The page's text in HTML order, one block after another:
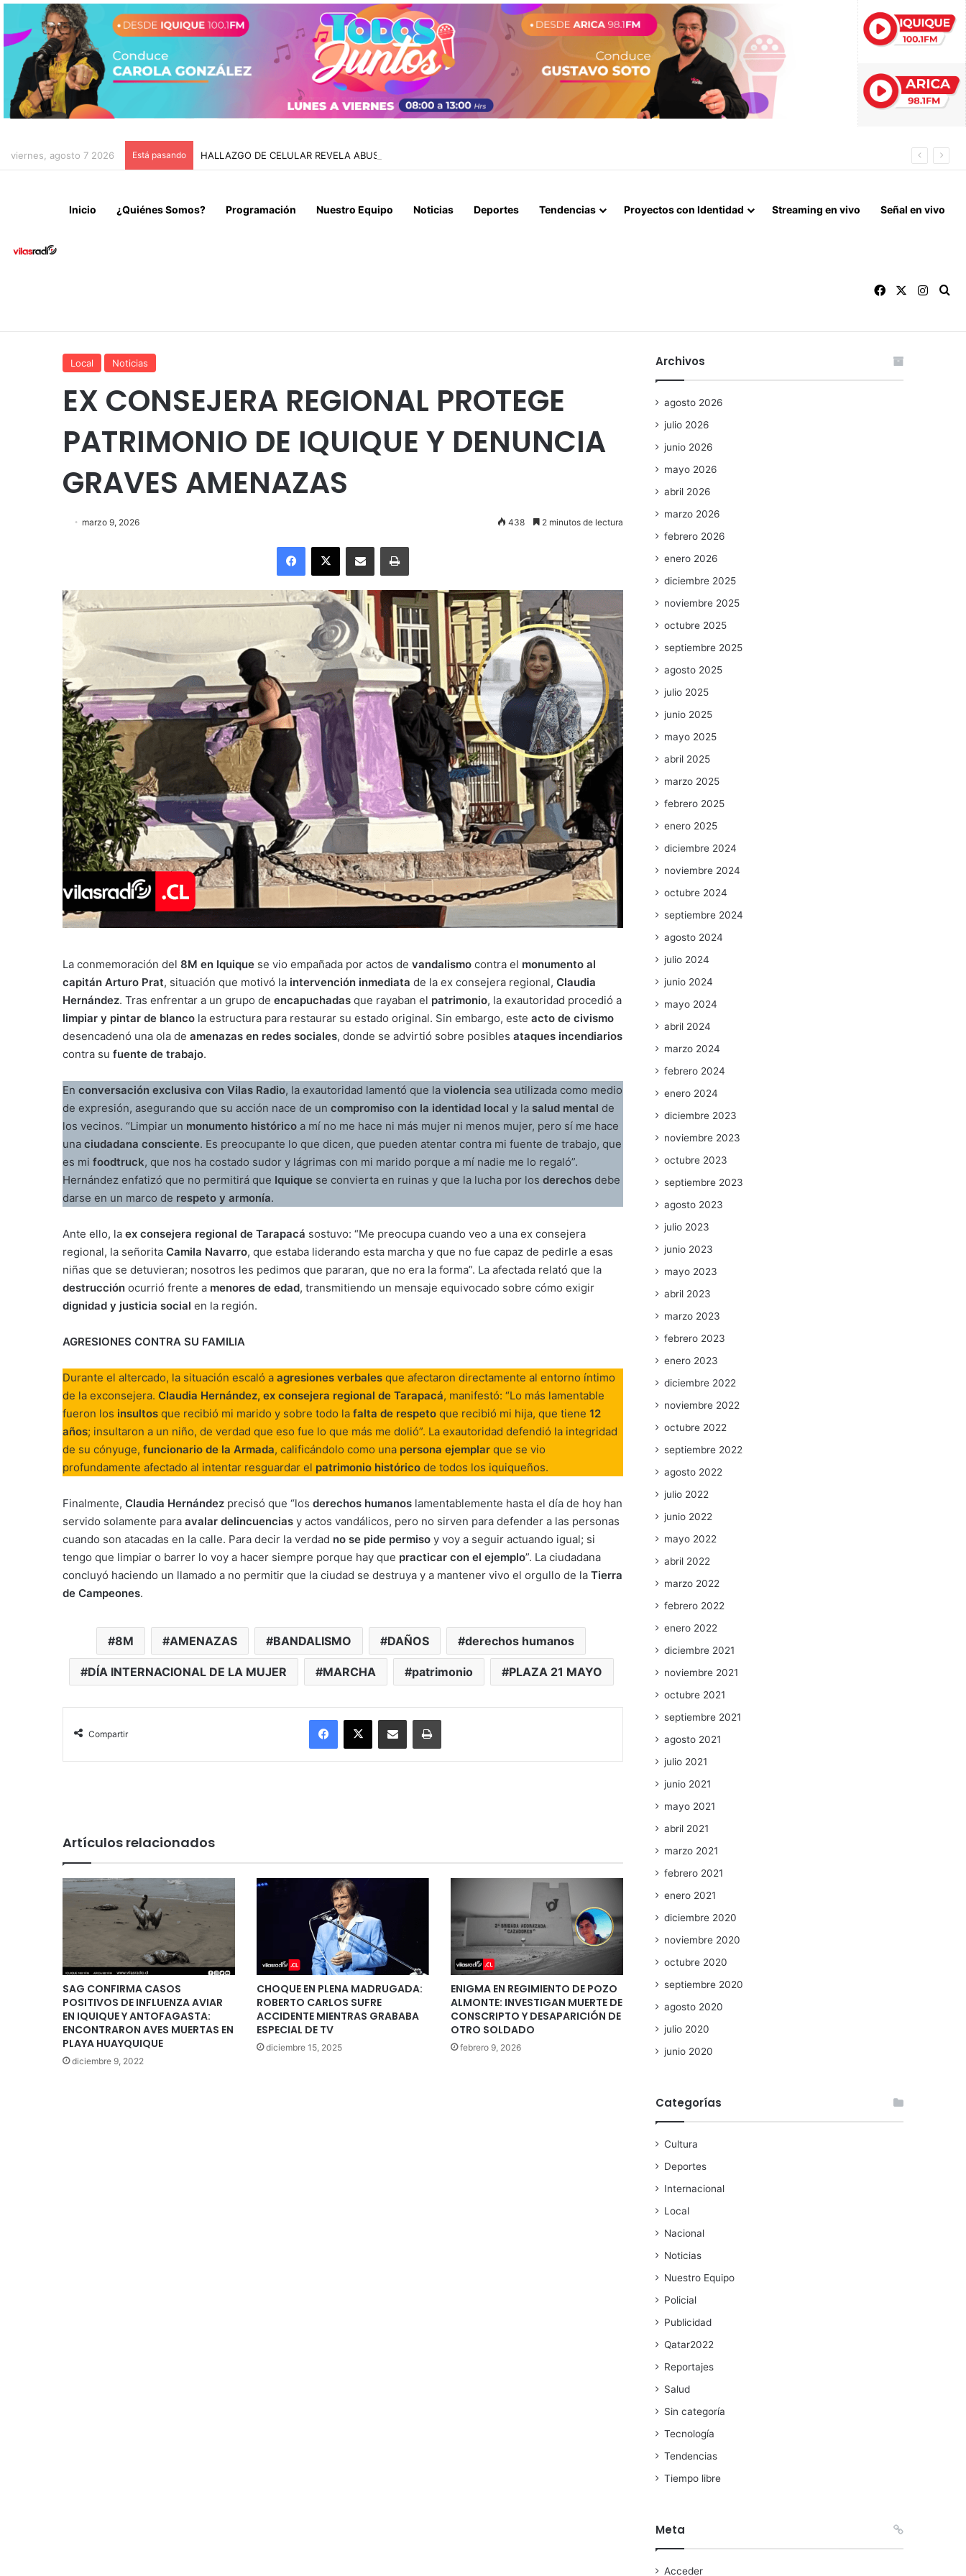
viernes, agosto 7 2026 Está pasando HALLAZGO DE CELULAR REVELA ABUSOS CONTRA MENOR Y TERMINA CON PROFESOR EN PRISIÓN PREVENTIVA
Inicio ¿Quiénes Somos? Programación Nuestro Equipo Noticias Deportes Tendencias Proyectos con Identidad Streaming en vivo Señal en vivo
Facebook
Local Noticias
EX CONSEJERA REGIONAL PROTEGE
PATRIMONIO DE IQUIQUE Y DENUNCIA
GRAVES AMENAZAS
marzo 9, 2026 438 2 minutos de lectura
Facebook
X Enviar vía email Imprimir
La conmemoración del 8M en Iquique se vio empañada por actos de vandalismo contra el monumento al
capitán Arturo Prat, situación que motivó la intervención inmediata de la ex consejera regional, Claudia
Hernández. Tras enfrentar a un grupo de encapuchadas que rayaban el patrimonio, la exautoridad procedió a
limpiar y pintar de blanco la estructura para restaurar su estado original. Sin embargo, este acto de civismo
desencadenó una ola de amenazas en redes sociales, donde se advirtió sobre posibles ataques incendiarios
contra su fuente de trabajo.
En conversación exclusiva con Vilas Radio, la exautoridad lamentó que la violencia sea utilizada como medio
de expresión, asegurando que su acción nace de un compromiso con la identidad local y la salud mental de
los vecinos. “Limpiar un monumento histórico a mí no me hace ni más mujer ni menos mujer, pero sí me hace
una ciudadana consciente. Es preocupante lo que dicen, que pueden atentar contra mi fuente de trabajo, que
es mi foodtruck, que nos ha costado sudor y lágrimas con mi marido porque a mí nadie me lo regaló”.
Hernández enfatizó que no permitirá que Iquique se convierta en ruinas y que la lucha por los derechos debe
darse en un marco de respeto y armonía.
Ante ello, la ex consejera regional de Tarapacá sostuvo: “Me preocupa cuando veo a una ex consejera
regional, la señorita Camila Navarro, que estaba liderando esta marcha y que no fue capaz de pedirle a esas
niñas que se detuvieran; nosotros les pedimos que pararan, que no era la forma”. La afectada relató que la
destrucción ocurrió frente a menores de edad, transmitiendo un mensaje equivocado sobre cómo exigir
dignidad y justicia social en la región.
AGRESIONES CONTRA SU FAMILIA
Durante el altercado, la situación escaló a agresiones verbales que afectaron directamente al entorno íntimo
de la exconsejera. Claudia Hernández, ex consejera regional de Tarapacá, manifestó: “Lo más lamentable
fueron los insultos que recibió mi marido y sobre todo la falta de respeto que recibió mi hija, que tiene 12
años; insultaron a un niño, de verdad que eso fue lo que más me dolió”. La exautoridad defendió la integridad
de su cónyuge, funcionario de la Armada, calificándolo como una persona ejemplar que se vio
profundamente afectado al intentar resguardar el patrimonio histórico de todos los iquiqueños.
Finalmente, Claudia Hernández precisó que “los derechos humanos lamentablemente hasta el día de hoy han
servido solamente para avalar delincuencias y actos vandálicos, pero no sirven para defender a las personas
cuando son atacadas en la calle. Para decir la verdad no se pide permiso y voy a seguir actuando igual; si
tengo que limpiar o barrer lo voy a hacer siempre porque hay que practicar con el ejemplo”. La ciudadana
concluyó haciendo un llamado a no permitir que la ciudad se destruya y a mantener vivo el orgullo de la Tierra
de Campeones.
8M AMENAZAS BANDALISMO DAÑOS derechos humanos
DÍA INTERNACIONAL DE LA MUJER MARCHA patrimonio PLAZA 21 MAYO
Compartir
Facebook
X Enviar vía email Imprimir
Artículos relacionados
SAG CONFIRMA CASOS
POSITIVOS DE INFLUENZA AVIAR
EN IQUIQUE Y ANTOFAGASTA:
ENCONTRARON AVES MUERTAS EN
PLAYA HUAYQUIQUE
diciembre 9, 2022
CHOQUE EN PLENA MADRUGADA:
ROBERTO CARLOS SUFRE
ACCIDENTE MIENTRAS GRABABA
ESPECIAL DE TV
diciembre 15, 2025
ENIGMA EN REGIMIENTO DE POZO
ALMONTE: INVESTIGAN MUERTE DE
CONSCRIPTO Y DESAPARICIÓN DE
OTRO SOLDADO
febrero 9, 2026
Archivos
agosto 2026
julio 2026
junio 2026
mayo 2026
abril 2026
marzo 2026
febrero 2026
enero 2026
diciembre 2025
noviembre 2025
octubre 2025
septiembre 2025
agosto 2025
julio 2025
junio 2025
mayo 2025
abril 2025
marzo 2025
febrero 2025
enero 2025
diciembre 2024
noviembre 2024
octubre 2024
septiembre 2024
agosto 2024
julio 2024
junio 2024
mayo 2024
abril 2024
marzo 2024
febrero 2024
enero 2024
diciembre 2023
noviembre 2023
octubre 2023
septiembre 2023
agosto 2023
julio 2023
junio 2023
mayo 2023
abril 2023
marzo 2023
febrero 2023
enero 2023
diciembre 2022
noviembre 2022
octubre 2022
septiembre 2022
agosto 2022
julio 2022
junio 2022
mayo 2022
abril 2022
marzo 2022
febrero 2022
enero 2022
diciembre 2021
noviembre 2021
octubre 2021
septiembre 2021
agosto 2021
julio 2021
junio 2021
mayo 2021
abril 2021
marzo 2021
febrero 2021
enero 2021
diciembre 2020
noviembre 2020
octubre 2020
septiembre 2020
agosto 2020
julio 2020
junio 2020
Categorías
Cultura
Deportes
Internacional
Local
Nacional
Noticias
Nuestro Equipo
Policial
Publicidad
Qatar2022
Reportajes
Salud
Sin categoría
Tecnología
Tendencias
Tiempo libre
Meta
Acceder